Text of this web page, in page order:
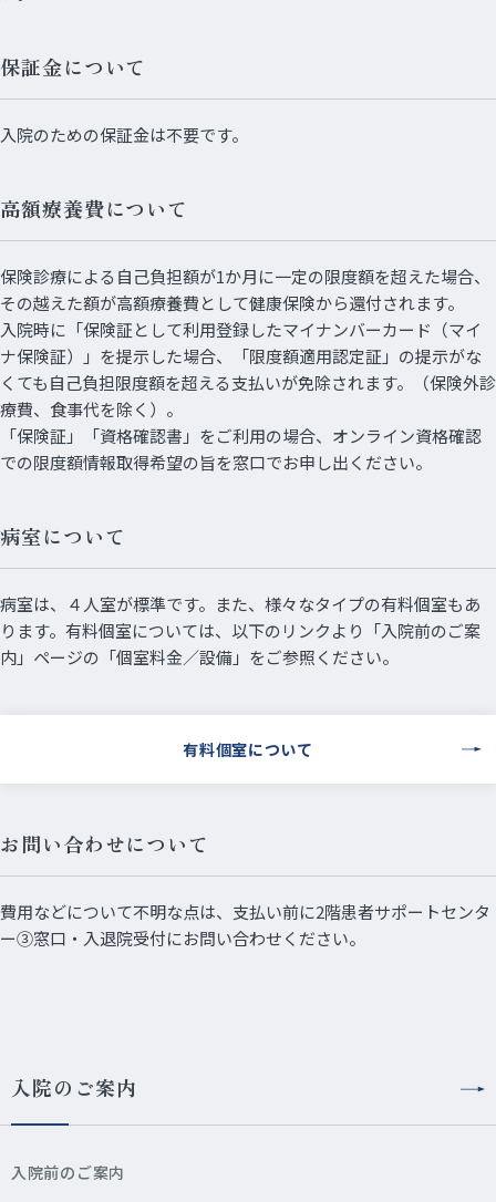
保証金について
入院のための保証金は不要です。
高額療養費について
保険診療による自己負担額が1か月に一定の限度額を超えた場合、
その越えた額が高額療養費として健康保険から還付されます。
入院時に「保険証として利用登録したマイナンバーカード（マイ
ナ保険証）」を提示した場合、「限度額適用認定証」の提示がな
くても自己負担限度額を超える支払いが免除されます。（保険外診
療費、食事代を除く）。
「保険証」「資格確認書」をご利用の場合、オンライン資格確認
での限度額情報取得希望の旨を窓口でお申し出ください。
病室について
病室は、４人室が標準です。また、様々なタイプの有料個室もあ
ります。有料個室については、以下のリンクより「入院前のご案
内」ページの「個室料金／設備」をご参照ください。
有料個室について
お問い合わせについて
費用などについて不明な点は、支払い前に2階患者サポートセンタ
ー③窓口・入退院受付にお問い合わせください。
入院のご案内
入院前のご案内